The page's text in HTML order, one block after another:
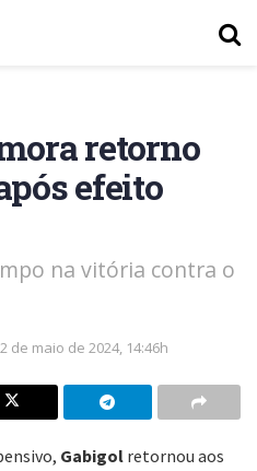
retorno
efeito
na vitória contra o
2 de maio de 2024, 14:46h
Gabigol retornou aos